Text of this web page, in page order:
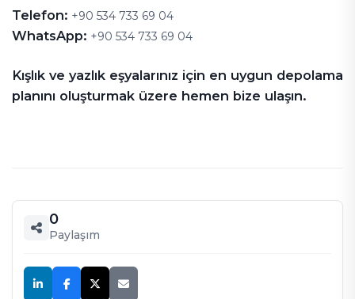
Telefon: +90 534 733 69 04
WhatsApp: +90 534 733 69 04
Kışlık ve yazlık eşyalarınız için en uygun depolama
planını oluşturmak üzere hemen bize ulaşın.
0
Paylaşım